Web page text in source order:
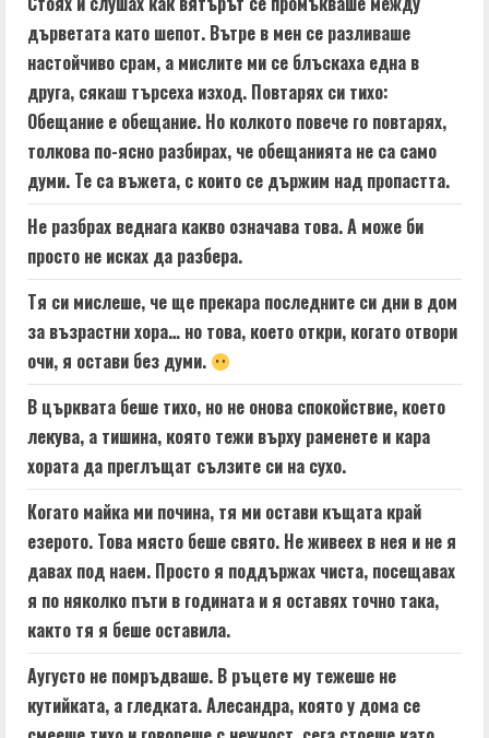
дърветата като шепот. Вътре в мен се разливаше
настойчиво срам, а мислите ми се блъскаха една в
друга, сякаш търсеха изход. Повтарях си тихо:
Обещание е обещание. Но колкото повече го повтарях,
толкова по-ясно разбирах, че обещанията не са само
думи. Те са въжета, с които се държим над пропастта.
Не разбрах веднага какво означава това. А може би
просто не исках да разбера.
Тя си мислеше, че ще прекара последните си дни в дом
за възрастни хора… но това, което откри, когато отвори
очи, я остави без думи.
В църквата беше тихо, но не онова спокойствие, което
лекува, а тишина, която тежи върху раменете и кара
хората да преглъщат сълзите си на сухо.
Когато майка ми почина, тя ми остави къщата край
езерото. Това място беше свято. Не живеех в нея и не я
давах под наем. Просто я поддържах чиста, посещавах
я по няколко пъти в годината и я оставях точно така,
както тя я беше оставила.
Аугусто не помръдваше. В ръцете му тежеше не
кутийката, а гледката. Алесандра, която у дома се